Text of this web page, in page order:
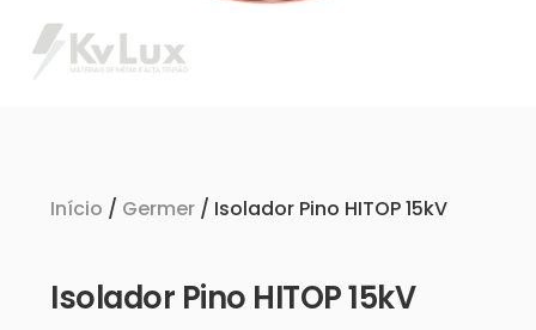
Início / Germer / Isolador Pino HITOP 15kV
Isolador Pino HITOP 15kV